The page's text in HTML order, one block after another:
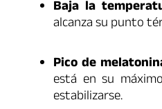
Baja la
alcanza su punto
Pico de
está en su
estabilizarse.